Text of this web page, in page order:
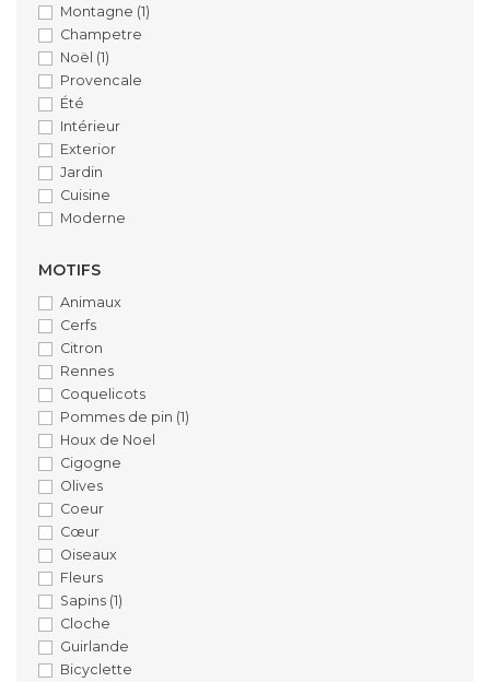
Montagne (1)
Champetre
Noël (1)
Provencale
Été
Intérieur
Exterior
Jardin
Cuisine
Moderne
MOTIFS
Animaux
Cerfs
Citron
Rennes
Coquelicots
Pommes de pin (1)
Houx de Noel
Cigogne
Olives
Coeur
Cœur
Oiseaux
Fleurs
Sapins (1)
Cloche
Guirlande
Bicyclette